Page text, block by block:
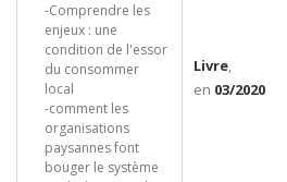
-Comprendre les
enjeux : une
condition de l'essor
du consommer
local
-comment les
organisations
paysannes font
bouger le système
Livre,
en 03/2020